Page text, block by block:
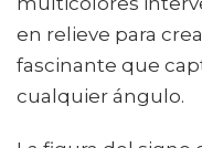
en relieve para
fascinante que
cualquier ángulo.